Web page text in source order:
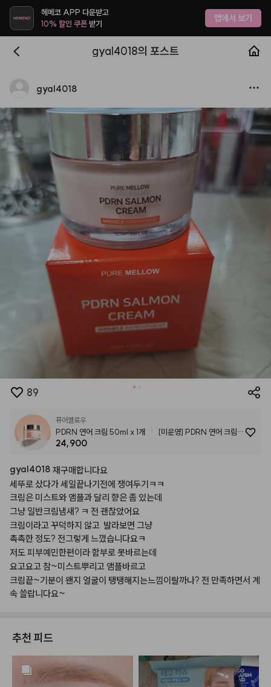
헤메코 APP 다운받고
10% 할인 쿠폰받기 앱에서 보기
gyal4018의 포스트
gyal4018
89
퓨어멜로우
PDRN 연어 크림 50ml x 1개
[미운영] PDRN 연어 크림
50ml
24,900
gyal4018 재구매합니다요
세뚜로샀다가세일끝나기전에 쟁여두기ㅋㅋ
크림은 미스트와 앰플과 달리 향은좀 있는데
그냥 일반크림냄새? ㅋ 전 괜찮았어요
크림이라고꾸덕하지 않고 발라보면 그냥
촉촉한 정도? 전그렇게 느꼈습니다요ㅋ
저도피부예민한편이라함부로못바르는데
요고요고참~미스트뿌리고 앰플바르고
크림끝~기분이 왠지 얼굴이 탱탱해지는느낌이랄까나? 전 만족하면서 계
속 쓸랍니다요~
추천 피드